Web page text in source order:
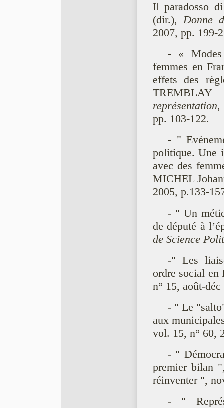
Il paradosso
(dir.),Donne
2007, pp. 199-
- « Modes
femmes en
effets des
représentation,
pp. 103-122.
- "
politique. Une
avec des
MICHEL
2005, p.133-
- " Un
de député à
de Science
-" Les
ordre social
n° 15, août-
- " Le
aux
vol. 15, n° 60,
- "
premier bilan
réinventer ",
- "